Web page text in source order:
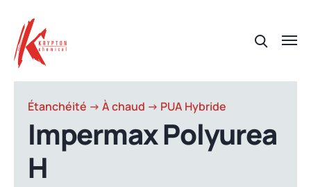
Étanchéité -> À chaud -> PUA Hybride
Impermax Polyurea
H